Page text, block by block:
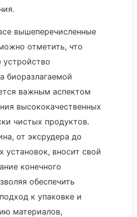
вышеперечисленные
отметить, что
устройство
биоразлагаемой
важным аспектом
высококачественных
чистых продуктов.
от эксрудера до
установок, вносит свой
конечного
обеспечить
к упаковке и
материалов,